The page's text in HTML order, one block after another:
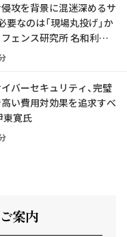
攻を背景に混迷深めるサ
要なのは「現場丸投げ」か
フェンス研究所 名和利男
バーセキュリティ、完璧
い費用対効果を追求すべ
東寛氏
案内